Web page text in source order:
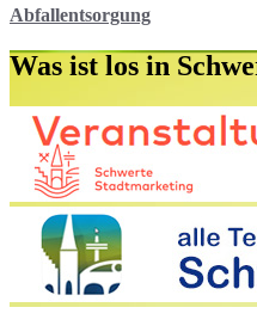
Abfallentsorgung
Was ist los in